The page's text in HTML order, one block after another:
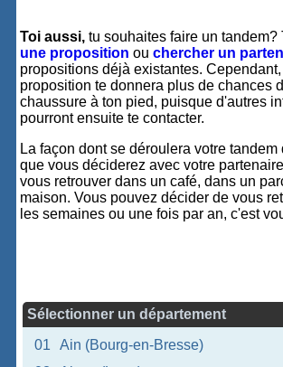
Toi aussi, tu souhaites faire un
une proposition ouchercher un
propositions déjà existantes.
proposition te donnera plus de chances
chaussure à ton pied, puisque d'autres
pourront ensuite te contacter.
La façon dont se déroulera votre
que vous déciderez avec votre
vous retrouver dans un café, dans un
maison. Vous pouvez décider de vous
les semaines ou une fois par an, c'est
Sélectionner un département
01
Ain (Bourg-en-Bresse)